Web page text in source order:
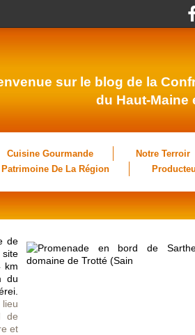
sur le blog de la
du Haut-Maine
Cuisine Gourmande
Notre Terroir
Patrimoine De La Région
de
km
du
de
et